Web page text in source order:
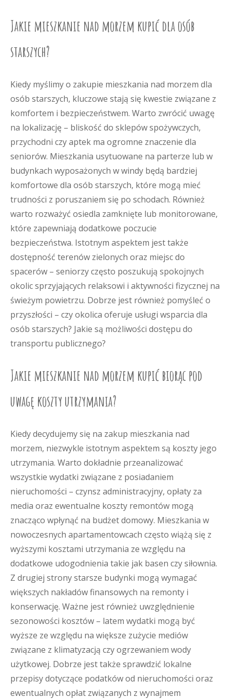
Jakie mieszkanie nad morzem kupić dla osób
starszych?
Kiedy myślimy o zakupie mieszkania nad morzem dla
osób starszych, kluczowe stają się kwestie związane z
komfortem i bezpieczeństwem. Warto zwrócić uwagę
na lokalizację – bliskość do sklepów spożywczych,
przychodni czy aptek ma ogromne znaczenie dla
seniorów. Mieszkania usytuowane na parterze lub w
budynkach wyposażonych w windy będą bardziej
komfortowe dla osób starszych, które mogą mieć
trudności z poruszaniem się po schodach. Również
warto rozważyć osiedla zamknięte lub monitorowane,
które zapewniają dodatkowe poczucie
bezpieczeństwa. Istotnym aspektem jest także
dostępność terenów zielonych oraz miejsc do
spacerów – seniorzy często poszukują spokojnych
okolic sprzyjających relaksowi i aktywności fizycznej na
świeżym powietrzu. Dobrze jest również pomyśleć o
przyszłości – czy okolica oferuje usługi wsparcia dla
osób starszych? Jakie są możliwości dostępu do
transportu publicznego?
Jakie mieszkanie nad morzem kupić biorąc pod
uwagę koszty utrzymania?
Kiedy decydujemy się na zakup mieszkania nad
morzem, niezwykle istotnym aspektem są koszty jego
utrzymania. Warto dokładnie przeanalizować
wszystkie wydatki związane z posiadaniem
nieruchomości – czynsz administracyjny, opłaty za
media oraz ewentualne koszty remontów mogą
znacząco wpłynąć na budżet domowy. Mieszkania w
nowoczesnych apartamentowcach często wiążą się z
wyższymi kosztami utrzymania ze względu na
dodatkowe udogodnienia takie jak basen czy siłownia.
Z drugiej strony starsze budynki mogą wymagać
większych nakładów finansowych na remonty i
konserwację. Ważne jest również uwzględnienie
sezonowości kosztów – latem wydatki mogą być
wyższe ze względu na większe zużycie mediów
związane z klimatyzacją czy ogrzewaniem wody
użytkowej. Dobrze jest także sprawdzić lokalne
przepisy dotyczące podatków od nieruchomości oraz
ewentualnych opłat związanych z wynajmem